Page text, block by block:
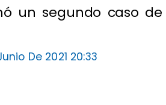
un segundo caso de
De 2021 20:33